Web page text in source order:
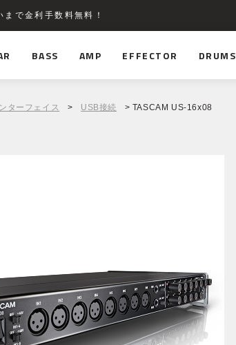
で金利手数料無料！
BASS AMP EFFECTOR DRUMS
ターフェイス > USB接続 > TASCAM US-16x08